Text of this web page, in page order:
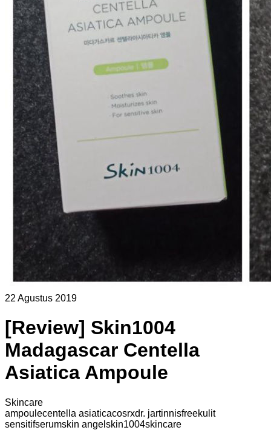
22 Agustus 2019
[Review] Skin1004
Madagascar Centella
Asiatica Ampoule
Skincare
ampoulecentella asiaticacosrxdr. jartinnisfreekulit
sensitifserumskin angel skin1004skincare